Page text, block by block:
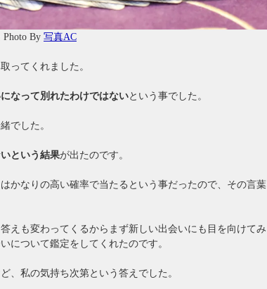
By 写真AC
ってくれました。
なって別れたわけではないという事でした。
でした。
という結果が出たのです。
かなりの高い確率で当たるという事だったので、その言葉
えも変わってくるからまず新しい出会いにも目を向けてみ
について鑑定をしてくれたのです。
、私の気持ち次第という答えでした。